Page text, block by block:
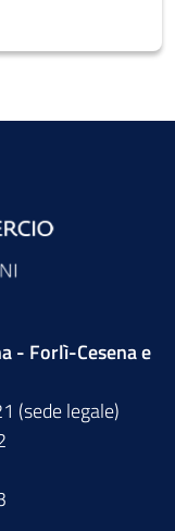
- Forlì-Cesena e
(sede legale)